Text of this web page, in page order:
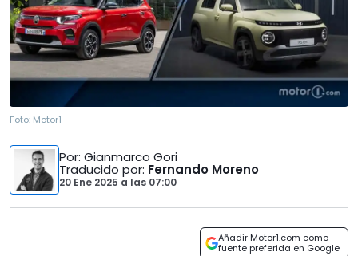
Foto: Motor1
Por: Gianmarco Gori
Traducido por: Fernando Moreno
20 Ene 2025 a las 07:00
Añadir Motor1.com como
fuente preferida en Google